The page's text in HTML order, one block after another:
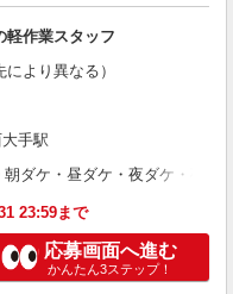
軽作業スタッフ
より異なる）
手駅
ダケ・昼ダケ・夜ダケ・夜
23:59まで
応募画面へ進む
かんたん3ステップ！